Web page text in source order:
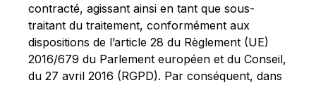
contracté, agissant ainsi en tant que sous-
traitant du traitement, conformément aux
dispositions de l’article 28 du Règlement (UE)
2016/679 du Parlement européen et du Conseil,
du 27 avril 2016 (RGPD). Par conséquent, dans